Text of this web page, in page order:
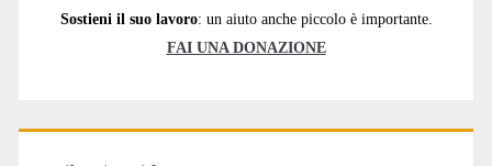
Sostieni il suo lavoro: un aiuto anche piccolo è importante.
FAI UNA DONAZIONE